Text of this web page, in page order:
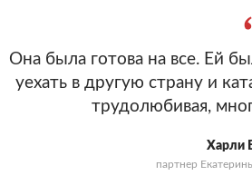
Она была готова на все. Ей
уехать в другую страну и
трудолюбивая,
Харли
партнер